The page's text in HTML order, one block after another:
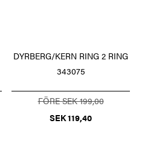
DYRBERG/KERN RING 2 RING
343075
FÖRE SEK 199,00
SEK 119,40